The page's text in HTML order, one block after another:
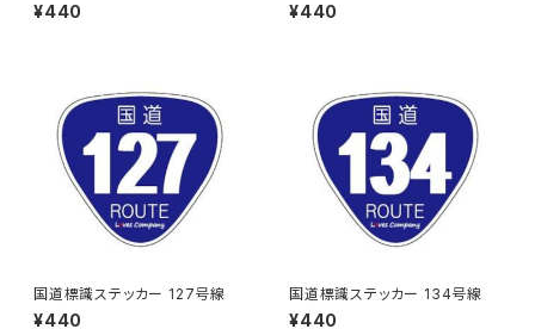
¥440 ¥440
国道標識ステッカー 127号線
¥440
国道標識ステッカー 134号線
¥440